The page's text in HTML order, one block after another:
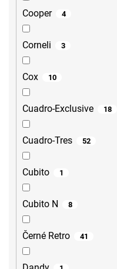
Cooper 4
Corneli 3
Cox 10
Cuadro-Exclusive 18
Cuadro-Tres 52
Cubito 1
Cubito N 8
Černé Retro 41